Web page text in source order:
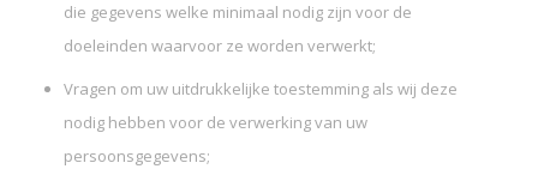
die gegevens welke minimaal nodig zijn voor de
doeleinden waarvoor ze worden verwerkt;
Vragen om uw uitdrukkelijke toestemming als wij deze
nodig hebben voor de verwerking van uw
persoonsgegevens;